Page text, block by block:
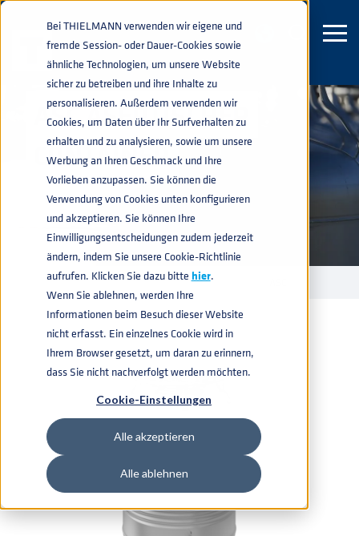
Bei THIELMANN verwenden wir eigene und
fremde Session- oder Dauer-Cookies sowie
ähnliche Technologien, um unsere Website
sicher zu betreiben und ihre Inhalte zu
personalisieren. Außerdem verwenden wir
Cookies, um Daten über Ihr Surfverhalten zu
erhalten und zu analysieren, sowie um unsere
Werbung an Ihren Geschmack und Ihre
Vorlieben anzupassen. Sie können die
Verwendung von Cookies unten konfigurieren
und akzeptieren. Sie können Ihre
Einwilligungsentscheidungen zudem jederzeit
ändern, indem Sie unsere Cookie-Richtlinie
aufrufen. Klicken Sie dazu bitte hier.
Wenn Sie ablehnen, werden Ihre
Informationen beim Besuch dieser Website
nicht erfasst. Ein einzelnes Cookie wird in
Ihrem Browser gesetzt, um daran zu erinnern,
dass Sie nicht nachverfolgt werden möchten.
Cookie-Einstellungen
Alle akzeptieren
Alle ablehnen
ASC ASEPTISCHER
CONTAINER
INDUSTRIE CONTAINERSnavigate_next ASEPTISCHER IBCS